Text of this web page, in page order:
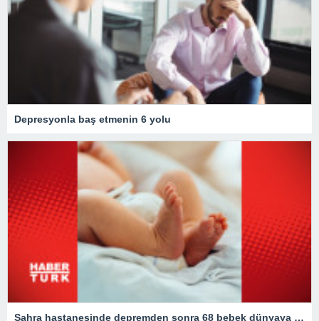
Depresyonla baş etmenin 6 yolu
Sahra hastanesinde depremden sonra 68 bebek dünyaya geldi